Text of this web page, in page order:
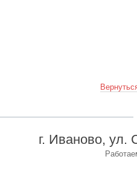
г. Иваново, ул.